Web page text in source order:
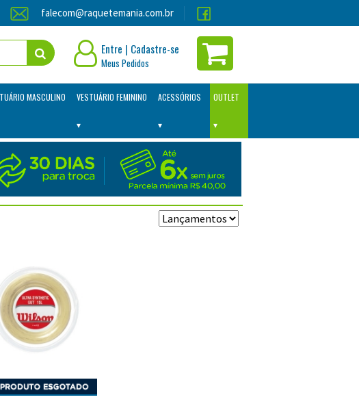
falecom@raquetemania.com.br
Entre | Cadastre-se
Meus Pedidos
MASCULINO VESTUÁRIO FEMININO ACESSÓRIOS OUTLET